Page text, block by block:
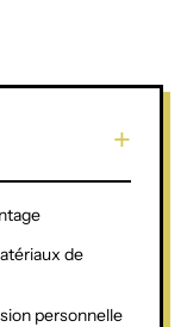
de
personnelle